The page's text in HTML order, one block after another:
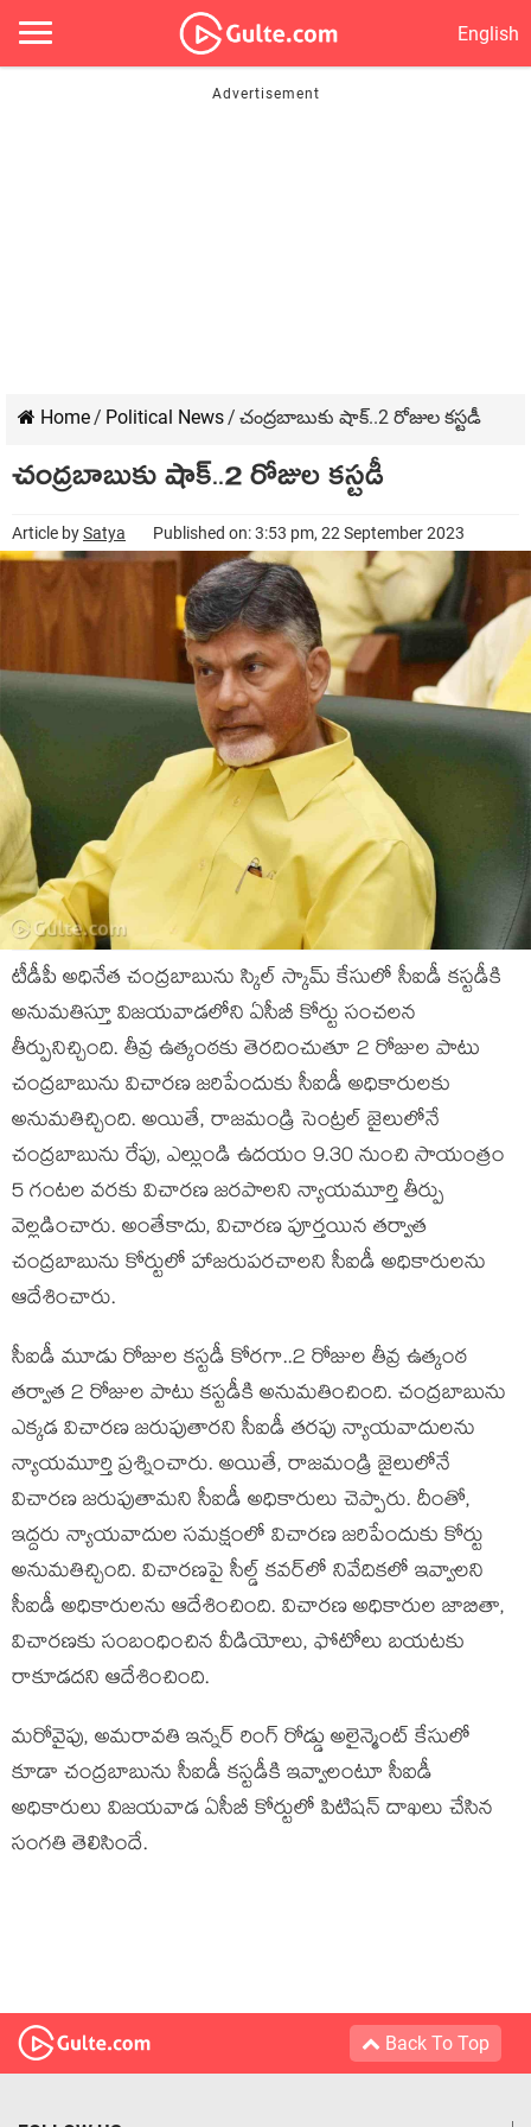
English
Home/ Political News/ చంద్రబాబుకు షాక్..2 రోజుల కస్టడీ
చంద్రబాబుకు షాక్..2 రోజుల కస్టడీ
Article bySatya Published on: 3:53 pm, 22 September 2023
టీడీపీ అధినేత చంద్రబాబును స్కిల్ స్కామ్ కేసులో సీఐడీ కస్టడీకి
అనుమతిస్తూ విజయవాడలోని ఏసీబీ కోర్టు సంచలన
తీర్పునిచ్చింది. తీవ్ర ఉత్కంఠకు తెరదించుతూ 2 రోజుల పాటు
చంద్రబాబును విచారణ జరిపేందుకు సీఐడీ అధికారులకు
అనుమతిచ్చింది. అయితే, రాజమండ్రి సెంట్రల్ జైలులోనే
చంద్రబాబును రేపు, ఎల్లుండి ఉదయం 9.30 నుంచి సాయంత్రం
5 గంటల వరకు విచారణ జరపాలని న్యాయమూర్తి తీర్పు
వెల్లడించారు. అంతేకాదు, విచారణ పూర్తయిన తర్వాత
చంద్రబాబును కోర్టులో హాజరుపరచాలని సీఐడీ అధికారులను
ఆదేశించారు.
సీఐడీ మూడు రోజుల కస్టడీ కోరగా..2 రోజుల తీవ్ర ఉత్కంఠ
తర్వాత 2 రోజుల పాటు కస్టడీకి అనుమతించింది. చంద్రబాబును
ఎక్కడ విచారణ జరుపుతారని సీఐడీ తరపు న్యాయవాదులను
న్యాయమూర్తి ప్రశ్నించారు. అయితే, రాజమండ్రి జైలులోనే
విచారణ జరుపుతామని సీఐడీ అధికారులు చెప్పారు. దీంతో,
ఇద్దరు న్యాయవాదుల సమక్షంలో విచారణ జరిపేందుకు కోర్టు
అనుమతిచ్చింది. విచారణపై సీల్డ్ కవర్‌లో నివేదికలో ఇవ్వాలని
సీఐడీ అధికారులను ఆదేశించింది. విచారణ అధికారుల జాబితా,
విచారణకు సంబంధించిన వీడియోలు, ఫోటోలు బయటకు
రాకూడదని ఆదేశించింది.
మరోవైపు, అమరావతి ఇన్నర్ రింగ్ రోడ్డు అలైన్మెంట్ కేసులో
కూడా చంద్రబాబును సీఐడీ కస్టడీకి ఇవ్వాలంటూ సీఐడీ
అధికారులు విజయవాడ ఏసీబీ కోర్టులో పిటిషన్ దాఖలు చేసిన
సంగతి తెలిసిందే.
Back To Top